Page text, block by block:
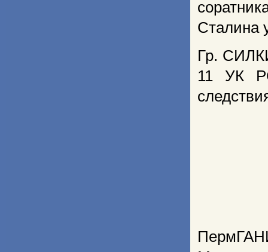
Сталина
Гр.
11 УК